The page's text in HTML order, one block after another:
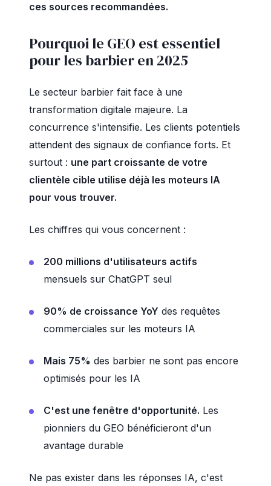
ces sources recommandées.
Pourquoi le GEO est essentiel
pour les barbier en 2025
Le secteur barbier fait face à une
transformation digitale majeure. La
concurrence s'intensifie. Les clients potentiels
attendent des signaux de confiance forts. Et
surtout : une part croissante de votre
clientèle cible utilise déjà les moteurs IA
pour vous trouver.
Les chiffres qui vous concernent :
200 millions d'utilisateurs actifs
mensuels sur ChatGPT seul
90% de croissance YoY des requêtes
commerciales sur les moteurs IA
Mais 75% des barbier ne sont pas encore
optimisés pour les IA
C'est une fenêtre d'opportunité. Les
pionniers du GEO bénéficieront d'un
avantage durable
Ne pas exister dans les réponses IA, c'est